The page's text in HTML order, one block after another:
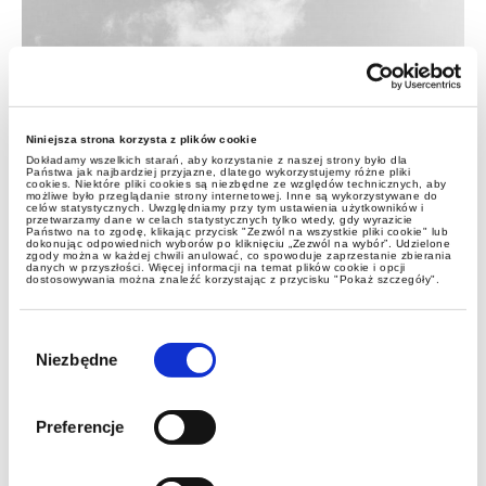
Niniejsza strona korzysta z plików cookie
Dokładamy wszelkich starań, aby korzystanie z naszej strony było dla
Państwa jak najbardziej przyjazne, dlatego wykorzystujemy różne pliki
cookies. Niektóre pliki cookies są niezbędne ze względów technicznych, aby
możliwe było przeglądanie strony internetowej. Inne są wykorzystywane do
celów statystycznych. Uwzględniamy przy tym ustawienia użytkowników i
przetwarzamy dane w celach statystycznych tylko wtedy, gdy wyrazicie
Państwo na to zgodę, klikając przycisk "Zezwól na wszystkie pliki cookie" lub
dokonując odpowiednich wyborów po kliknięciu „Zezwól na wybór”. Udzielone
zgody można w każdej chwili anulować, co spowoduje zaprzestanie zbierania
danych w przyszłości. Więcej informacji na temat plików cookie i opcji
dostosowywania można znaleźć korzystając z przycisku "Pokaż szczegóły".
zgody
Niezbędne
Preferencje
aktualności
Zmiany w opodatkowaniu
fundacji rodzinnych ze skutkiem
wstecznym?